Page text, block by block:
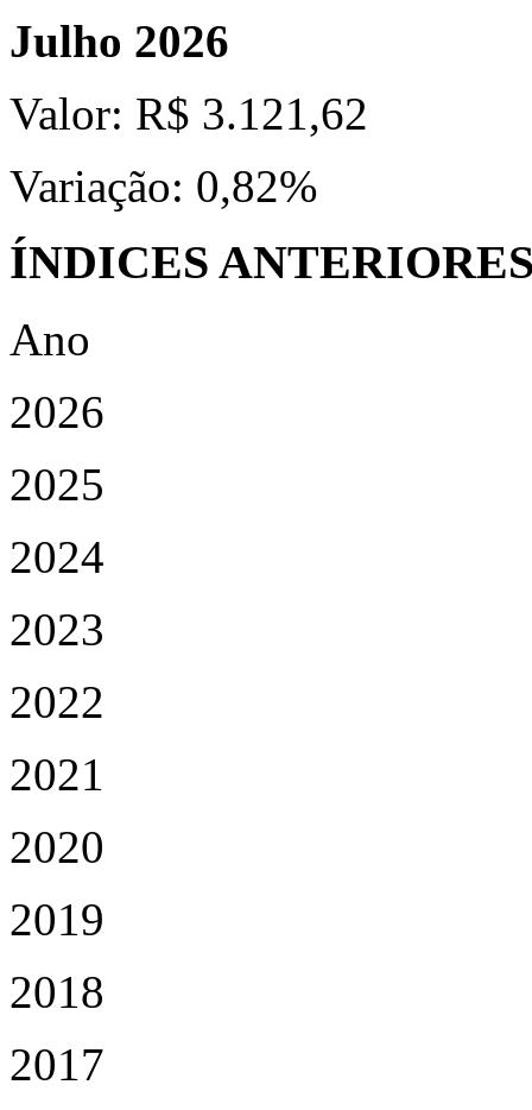
Julho 2026
Valor: R$ 3.121,62
Variação: 0,82%
ÍNDICES
Ano
2026
2025
2024
2023
2022
2021
2020
2019
2018
2017